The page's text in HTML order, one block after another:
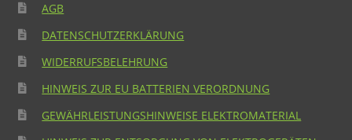
AGB
DATENSCHUTZERKLÄRUNG
WIDERRUFSBELEHRUNG
HINWEIS ZUR EU BATTERIEN VERORDNUNG
GEWÄHRLEISTUNGSHINWEISE ELEKTROMATERIAL